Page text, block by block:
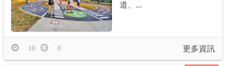
道、...
更多資訊
10 0